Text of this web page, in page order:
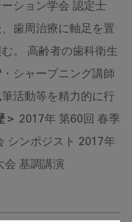
ション学会 認定士
歯周治療に軸足を置
。 高齢者の歯科衛生
シャープニング講師
活動等を精力的に行
＞ 2017年 第60回 春季
シンポジスト 2017年
会 基調講演